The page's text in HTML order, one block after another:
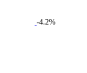
-4.2%